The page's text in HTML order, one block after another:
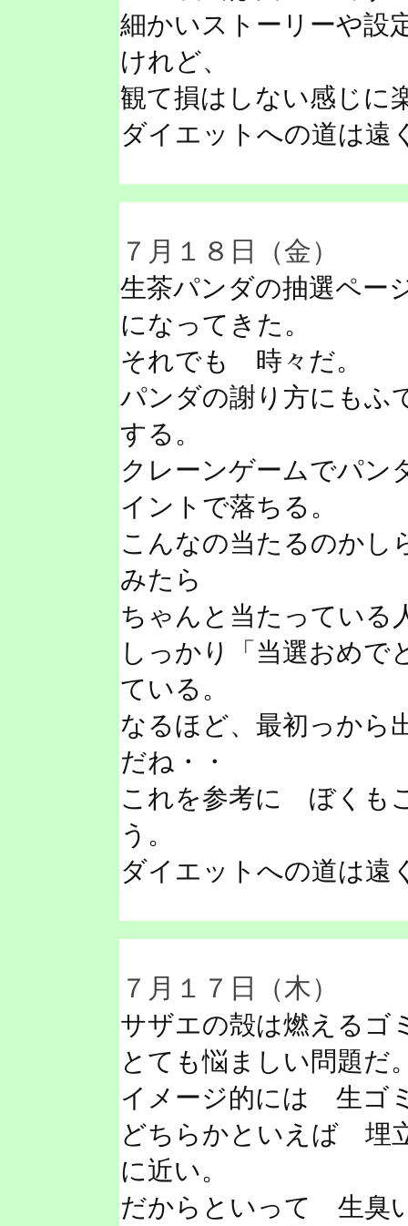
細かいストーリーや設
けれど、
観て損はしない感じに
ダイエットへの道は遠
７月１８日（金）
生茶パンダの抽選ペ
になってきた。
それでも 時々だ。
パンダの謝り方にもふ
する。
クレーンゲームでパン
イントで落ちる。
こんなの当たるのかし
みたら
ちゃんと当たっている
しっかり「当選おめで
ている。
なるほど、最初っから
だね・・
これを参考に ぼくも
う。
ダイエットへの道は遠
７月１７日（木）
サザエの殻は燃えるゴ
とても悩ましい問題だ
イメージ的には 生ゴ
どちらかといえば 埋
に近い。
だからといって 生臭